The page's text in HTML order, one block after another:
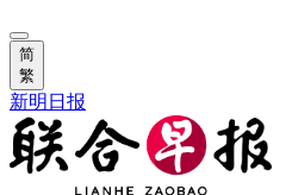
简
繁
新明日报